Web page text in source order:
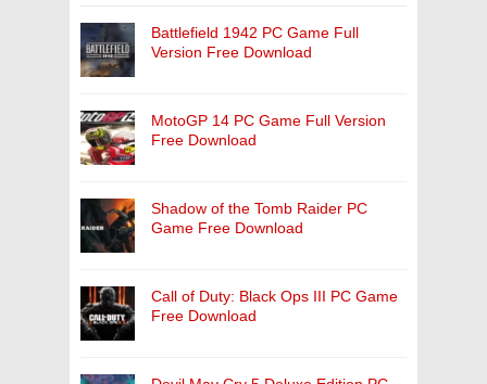
Battlefield 1942 PC Game Full
Version Free Download
MotoGP 14 PC Game Full Version
Free Download
Shadow of the Tomb Raider PC
Game Free Download
Call of Duty: Black Ops III PC Game
Free Download